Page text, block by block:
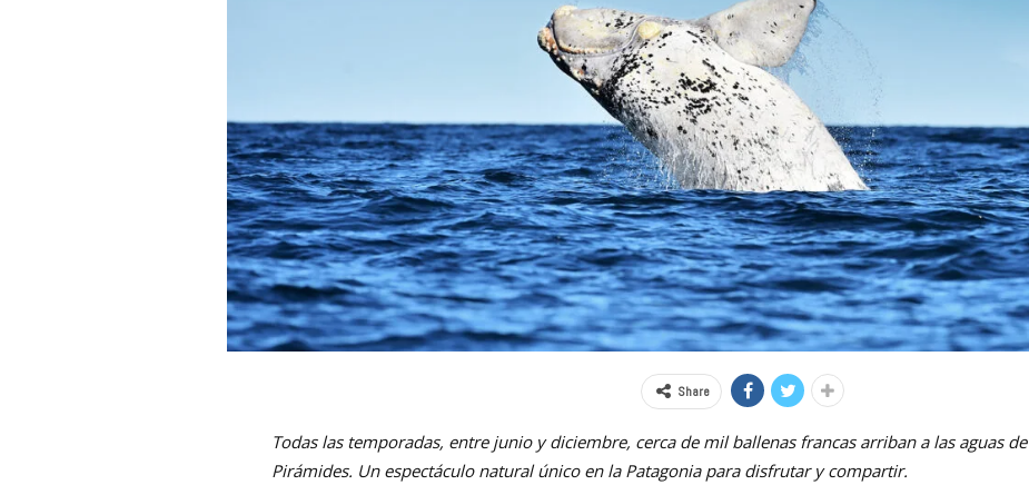
Share
Todas las temporadas, entre junio y diciembre, cerca de mil ballenas francas arriban a las aguas de
Pirámides. Un espectáculo natural único en la Patagonia para disfrutar y compartir.